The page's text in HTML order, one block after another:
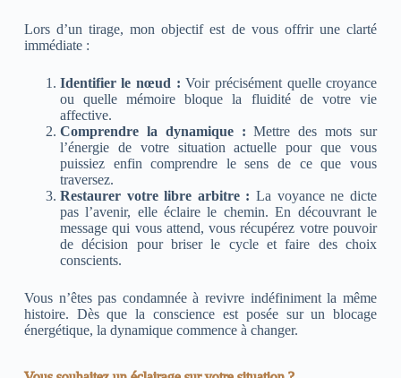
Lors d’un tirage, mon objectif est de vous offrir une clarté
immédiate :
Identifier le nœud : Voir précisément quelle croyance
ou quelle mémoire bloque la fluidité de votre vie
affective.
Comprendre la dynamique : Mettre des mots sur
l’énergie de votre situation actuelle pour que vous
puissiez enfin comprendre le sens de ce que vous
traversez.
Restaurer votre libre arbitre : La voyance ne dicte
pas l’avenir, elle éclaire le chemin. En découvrant le
message qui vous attend, vous récupérez votre pouvoir
de décision pour briser le cycle et faire des choix
conscients.
Vous n’êtes pas condamnée à revivre indéfiniment la même
histoire. Dès que la conscience est posée sur un blocage
énergétique, la dynamique commence à changer.